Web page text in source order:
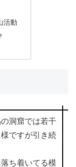
活動
洞窟では若干
ですが引き続
ち着いてる模